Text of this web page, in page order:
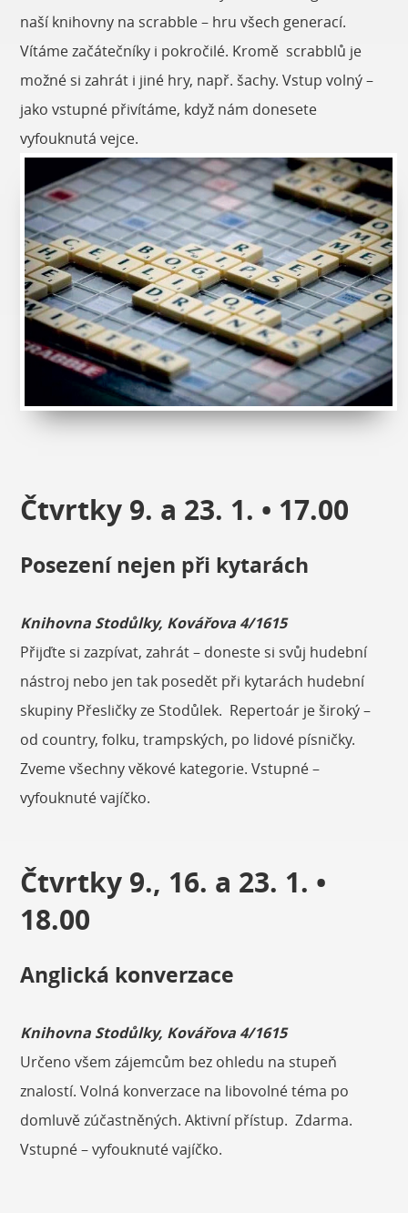
naší knihovny na scrabble – hru všech generací.
Vítáme začátečníky i pokročilé. Kromě scrabblů je
možné si zahrát i jiné hry, např. šachy. Vstup volný –
jako vstupné přivítáme, když nám donesete
vyfouknutá vejce.
Čtvrtky 9. a 23. 1. • 17.00
Posezení nejen při kytarách
Knihovna Stodůlky, Kovářova 4/1615
Přijďte si zazpívat, zahrát – doneste si svůj hudební
nástroj nebo jen tak posedět při kytarách hudební
skupiny Přesličky ze Stodůlek. Repertoár je široký –
od country, folku, trampských, po lidové písničky.
Zveme všechny věkové kategorie. Vstupné –
vyfouknuté vajíčko.
Čtvrtky 9., 16. a 23. 1. •
18.00
Anglická konverzace
Knihovna Stodůlky, Kovářova 4/1615
Určeno všem zájemcům bez ohledu na stupeň
znalostí. Volná konverzace na libovolné téma po
domluvě zúčastněných. Aktivní přístup. Zdarma.
Vstupné – vyfouknuté vajíčko.